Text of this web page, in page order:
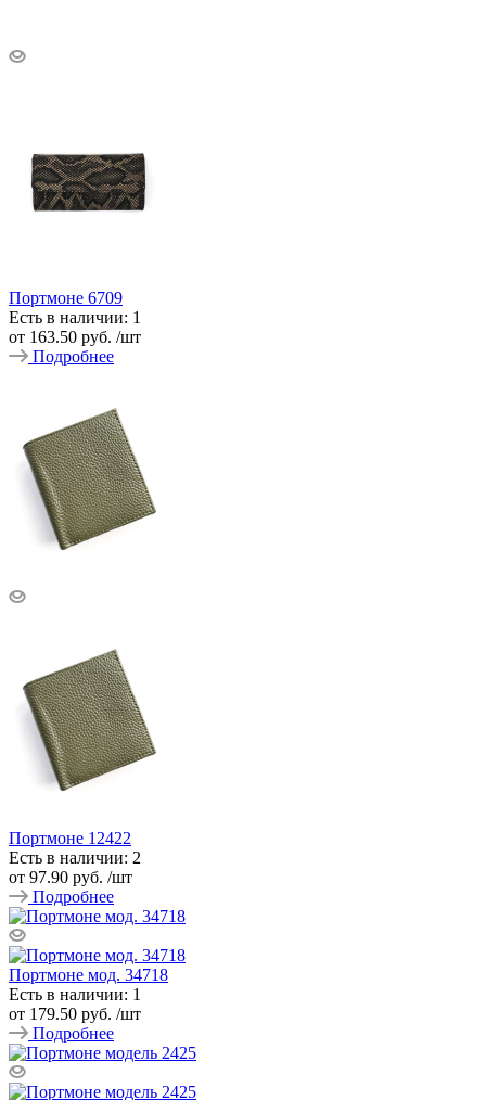
Портмоне 6709
Есть в наличии: 1
от 163.50 руб. /шт
Подробнее
Портмоне 12422
Есть в наличии: 2
от 97.90 руб. /шт
Подробнее
Портмоне мод. 34718
Есть в наличии: 1
от 179.50 руб. /шт
Подробнее